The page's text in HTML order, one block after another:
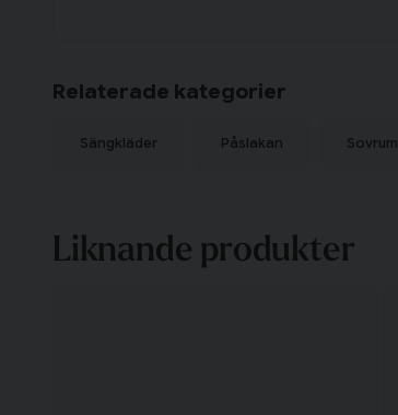
Relaterade kategorier
Sängkläder Påslakan Sovrum
Liknande produkter